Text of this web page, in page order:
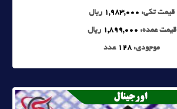
قیمت تکی: 1,983,000 ریال
قیمت عمده: 1,899,000 ریال
موجودی: 128 عدد